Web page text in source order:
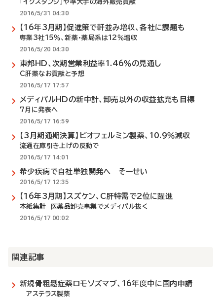
「イクスタンジ」や準大手の海外販売貢献
2016/5/31 04:30
【16年3月期】促進策で軒並み増収、各社に課題も
専業3社15％、新薬・薬局系は12％増収
2016/5/20 04:30
東邦HD、次期営業利益率1.46％の見通し
C肝薬なお貢献と予想
2016/5/17 17:57
メディパルHDの新中計、卸売以外の収益拡充も目標
7月に発表へ
2016/5/17 16:59
【3月期通期決算】ビオフェルミン製薬、10.9％減収
流通在庫引き上げの反動で
2016/5/17 14:01
希少疾病で自社単独開発へ そーせい
2016/5/17 12:35
【16年3月期】スズケン、C肝特需で2位に躍進
本紙集計 医薬品卸売事業でメディパル抜く
2016/5/17 00:02
関連記事
新規骨粗鬆症薬ロモソズマブ、16年度中に国内申請
アステラス製薬